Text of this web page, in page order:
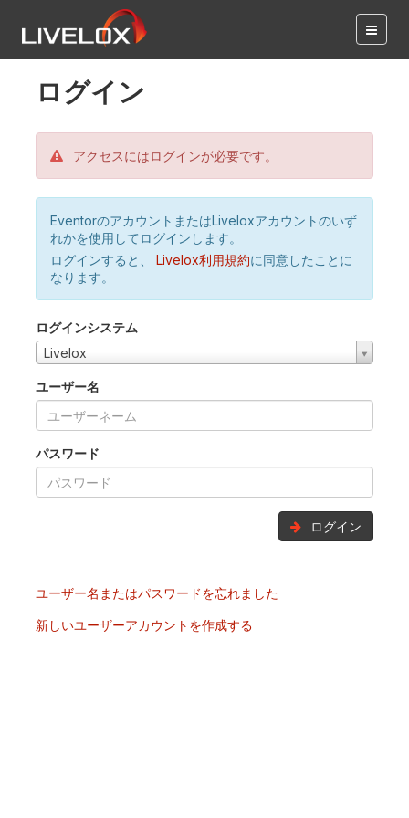
ログイン
アクセスにはログインが必要です。
EventorのアカウントまたはLiveloxアカウントのいず
れかを使用してログインします。
ログインすると、
Livelox利用規約に同意したことに
なります。
ログインシステム
Livelox
ユーザー名
パスワード
ログイン
ユーザー名またはパスワードを忘れました
新しいユーザーアカウントを作成する